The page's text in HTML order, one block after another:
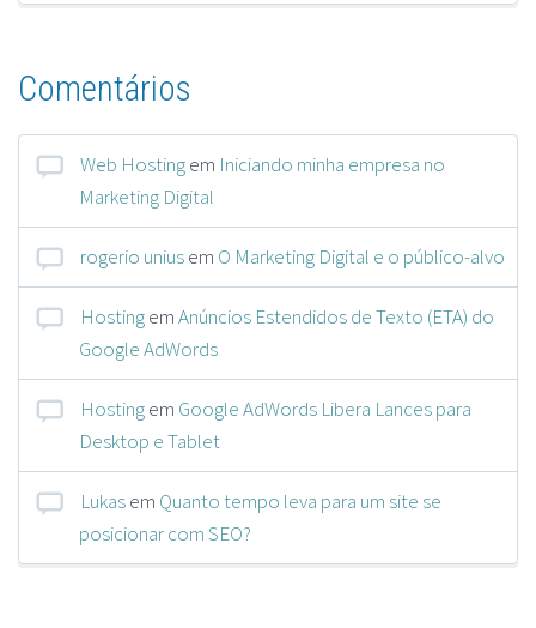
Comentários
Web Hostingem Iniciando minha empresa no
Marketing Digital
rogerio uniusem O Marketing Digital e o público-alvo
HostingemAnúncios Estendidos de Texto (ETA) do
Google AdWords
Hostingem Google AdWords Libera Lances para
Desktop e Tablet
Lukasem Quanto tempo leva para um site se
posicionar com SEO?